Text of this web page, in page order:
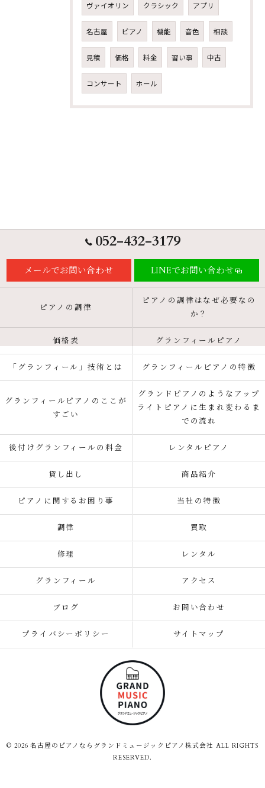
ヴァイオリン クラシック アプリ
名古屋 ピアノ 機能 音色 相談
見積 価格 料金 習い事 中古
コンサート ホール
052-432-3179
メールでお問い合わせ LINEでお問い合わせ
ピアノの調律
ピアノの調律はなぜ必要なの
か？
価格表 グランフィールピアノ
「グランフィール」技術とは グランフィールピアノの特徴
グランフィールピアノのここが
すごい
グランドピアノのようなアップ
ライトピアノに生まれ変わるま
での流れ
後付けグランフィールの料金 レンタルピアノ
貸し出し 商品紹介
ピアノに関するお困り事 当社の特徴
調律 買取
修理 レンタル
グランフィール アクセス
ブログ お問い合わせ
プライバシーポリシー サイトマップ
© 2026 名古屋のピアノならグランドミュージックピアノ株式会社 ALL RIGHTS
RESERVED.